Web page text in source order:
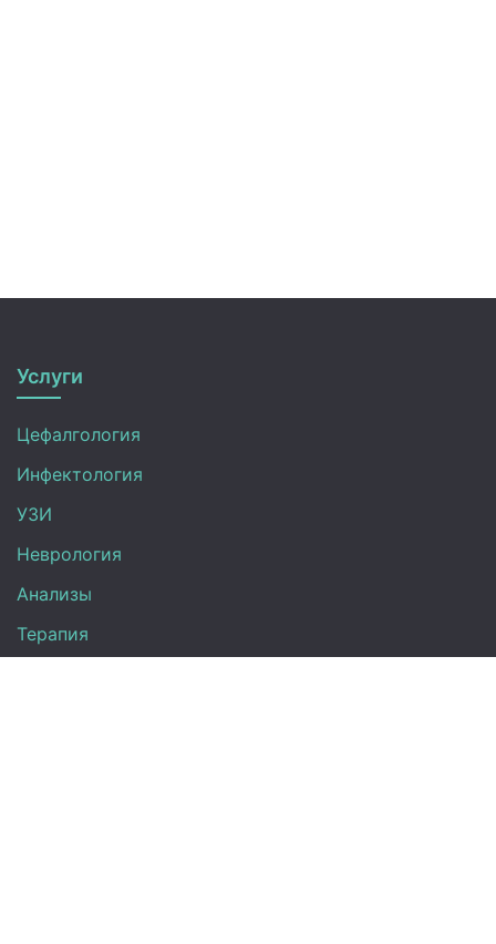
Услуги
Цефалгология
Инфектология
УЗИ
Неврология
Анализы
Терапия